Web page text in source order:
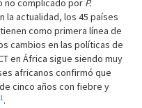
no complicado por P.
la actualidad, los 45 países
como primera línea de
cambios en las políticas de
en África sigue siendo muy
africanos confirmó que
cinco años con fiebre y
1.